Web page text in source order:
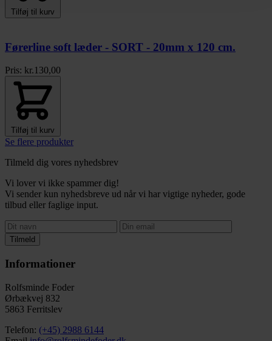
Tilføj til kurv
Førerline soft læder - SORT - 20mm x 120 cm.
Pris: kr.130,00
Tilføj til kurv
Se flere produkter
Tilmeld dig vores nyhedsbrev
Vi lover vi ikke spammer dig!
Vi sender kun nyhedsbreve ud når vi har vigtige nyheder, gode
tilbud eller faglige input.
Tilmeld
Informationer
Rolfsminde Foder
Ørbækvej 832
5863 Ferritslev
Telefon: (+45) 2988 6144